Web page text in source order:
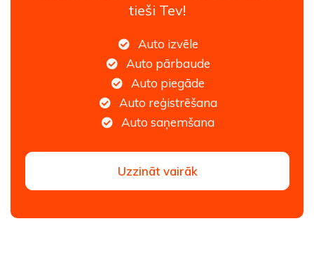
tieši Tev!
Auto izvēle
Auto pārbaude
Auto piegāde
Auto reģistrēšana
Auto saņemšana
Uzzināt vairāk